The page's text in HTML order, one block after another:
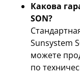
Какова
SON?
Sunsystem
можете
по